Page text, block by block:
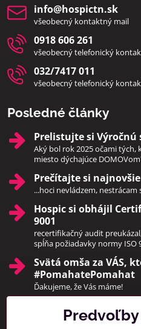
info​@hospictn​.sk
všeobecný kontaktný mail
0918 606 261
všeobecný telefonický
032/7417 011
všeobecný telefonický
Posledné články
Prelistujte si Výročnú
Aký bol rok 2025 očami
miesto dýchajúce
Prečítajte si
...hoci nevládzem,
Hospic si obhájil
9001
recertifikačný audit
spĺňa požiadavky normy ISO
Svätá omša za VÁS,
#PomahatePomahat
Ďakujeme, že Vás máme!
Pridajte sa k nám